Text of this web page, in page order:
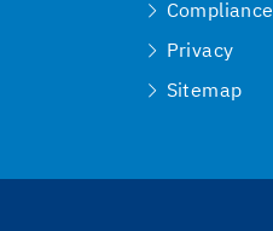
Compliance
Privacy
Sitemap